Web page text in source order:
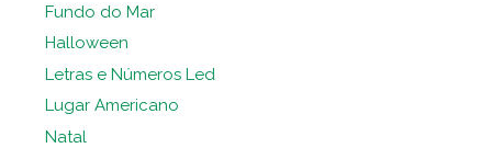
Fundo do Mar
Halloween
Letras e Números Led
Lugar Americano
Natal